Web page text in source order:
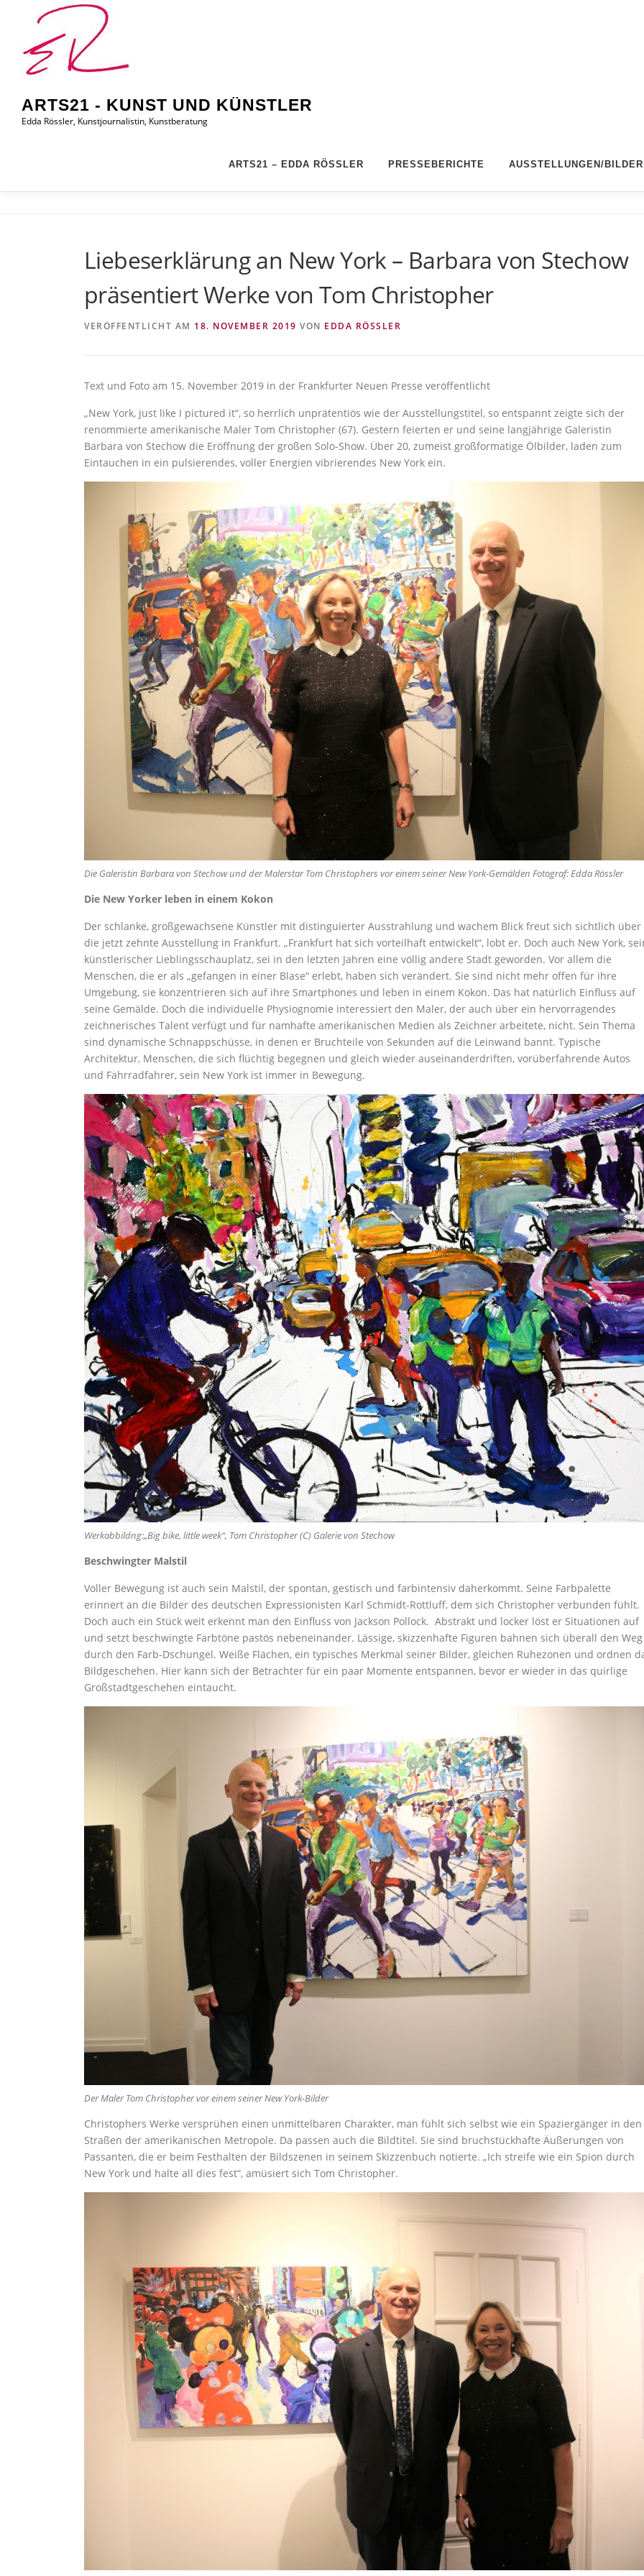
springen
ARTS21 - KUNST UND KÜNSTLER
Edda Rössler, Kunstjournalistin, Kunstberatung
ARTS21 – EDDA RÖSSLER PRESSEBERICHTE AUSSTELLUNGEN/BILDER
Liebeserklärung an New York – Barbara von Stechow
präsentiert Werke von Tom Christopher
VERÖFFENTLICHT AM 18. NOVEMBER 2019 VON EDDA RÖSSLER
Text und Foto am 15. November 2019 in der Frankfurter Neuen Presse veröffentlicht
„New York, just like I pictured it“, so herrlich unprätentiös wie der Ausstellungstitel, so entspannt zeigte sich der
renommierte amerikanische Maler Tom Christopher (67). Gestern feierten er und seine langjährige Galeristin
Barbara von Stechow die Eröffnung der großen Solo-Show. Über 20, zumeist großformatige Ölbilder, laden zum
Eintauchen in ein pulsierendes, voller Energien vibrierendes New York ein.
Die Galeristin Barbara von Stechow und der Malerstar Tom Christophers vor einem seiner New York-Gemälden Fotograf: Edda Rössler
Die New Yorker leben in einem Kokon
Der schlanke, großgewachsene Künstler mit distinguierter Ausstrahlung und wachem Blick freut sich sichtlich über
die jetzt zehnte Ausstellung in Frankfurt. „Frankfurt hat sich vorteilhaft entwickelt“, lobt er. Doch auch New York,
künstlerischer Lieblingsschauplatz, sei in den letzten Jahren eine völlig andere Stadt geworden. Vor allem die
Menschen, die er als „gefangen in einer Blase“ erlebt, haben sich verändert. Sie sind nicht mehr offen für ihre
Umgebung, sie konzentrieren sich auf ihre Smartphones und leben in einem Kokon. Das hat natürlich Einfluss auf
seine Gemälde. Doch die individuelle Physiognomie interessiert den Maler, der auch über ein hervorragendes
zeichnerisches Talent verfügt und für namhafte amerikanischen Medien als Zeichner arbeitete, nicht. Sein Thema
sind dynamische Schnappschüsse, in denen er Bruchteile von Sekunden auf die Leinwand bannt. Typische
Architektur, Menschen, die sich flüchtig begegnen und gleich wieder auseinanderdriften, vorüberfahrende Autos
und Fahrradfahrer, sein New York ist immer in Bewegung.
Werkabbildng:„Big bike, little week“, Tom Christopher (C) Galerie von Stechow
Beschwingter Malstil
Voller Bewegung ist auch sein Malstil, der spontan, gestisch und farbintensiv daherkommt. Seine Farbpalette
erinnert an die Bilder des deutschen Expressionisten Karl Schmidt-Rottluff, dem sich Christopher verbunden fühlt.
Doch auch ein Stück weit erkennt man den Einfluss von Jackson Pollock. Abstrakt und locker löst er Situationen auf
und setzt beschwingte Farbtöne pastös nebeneinander. Lässige, skizzenhafte Figuren bahnen sich überall den Weg
durch den Farb-Dschungel. Weiße Flächen, ein typisches Merkmal seiner Bilder, gleichen Ruhezonen und ordnen
Bildgeschehen. Hier kann sich der Betrachter für ein paar Momente entspannen, bevor er wieder in das quirlige
Großstadtgeschehen eintaucht.
Der Maler Tom Christopher vor einem seiner New York-Bilder
Christophers Werke versprühen einen unmittelbaren Charakter, man fühlt sich selbst wie ein Spaziergänger in den
Straßen der amerikanischen Metropole. Da passen auch die Bildtitel. Sie sind bruchstückhafte Äußerungen von
Passanten, die er beim Festhalten der Bildszenen in seinem Skizzenbuch notierte. „Ich streife wie ein Spion durch
New York und halte all dies fest“, amüsiert sich Tom Christopher.